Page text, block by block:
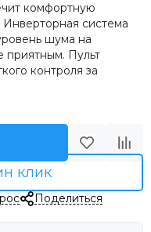
комфортную
система
шума на
приятным. Пульт
контроля за
клик
Поделиться